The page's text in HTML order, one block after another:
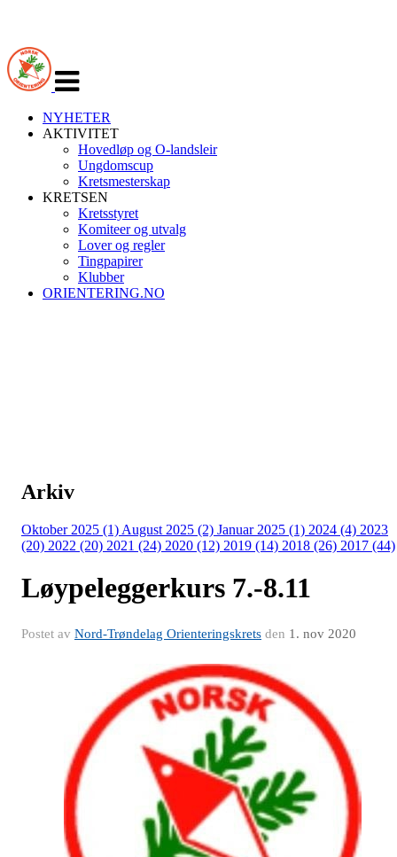
navigasjon
NYHETER
AKTIVITET
Hovedløp og O-landsleir
Ungdomscup
Kretsmesterskap
KRETSEN
Kretsstyret
Komiteer og utvalg
Lover og regler
Tingpapirer
Klubber
ORIENTERING.NO
Arkiv
Oktober 2025 (1) August 2025 (2) Januar 2025 (1) 2024 (4) 2023
(20) 2022 (20) 2021 (24) 2020 (12) 2019 (14) 2018 (26) 2017 (44)
Løypeleggerkurs 7.-8.11
Postet av Nord-Trøndelag Orienteringskrets den 1. nov 2020